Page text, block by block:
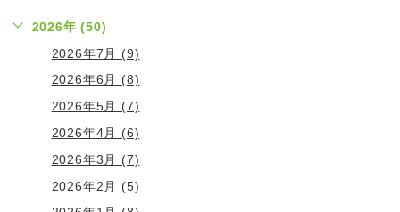
2026年 (50)
2026年7月 (9)
2026年6月 (8)
2026年5月 (7)
2026年4月 (6)
2026年3月 (7)
2026年2月 (5)